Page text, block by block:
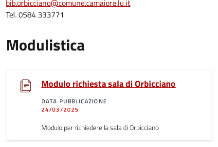
bib.orbicciano@comune.camaiore.lu.it
Tel. 0584 333771
Modulistica
Modulo richiesta sala di Orbicciano
DATA PUBBLICAZIONE
24/03/2025
Modulo per richiedere la sala di Orbicciano